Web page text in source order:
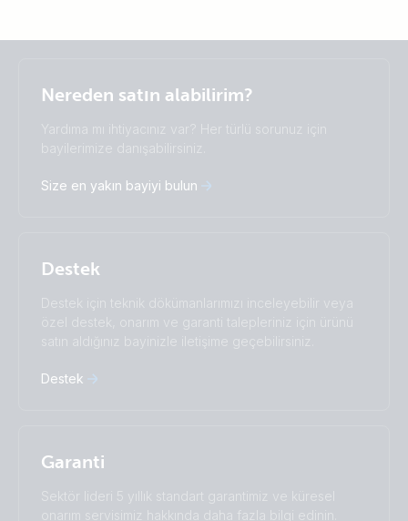
Türkçe
Change language
Čeština
Español
Română
Türkçe
Ελληνικά
Русский
Українська
中國人
Nereden satın alabilirim?
Yardıma mı ihtiyacınız var? Her türlü sorunuz için
bayilerimize danışabilirsiniz.
Size en yakın bayiyi bulun
Destek
Destek için teknik dökümanlarımızı inceleyebilir veya
özel destek, onarım ve garanti talepleriniz için ürünü
satın aldığınız bayinizle iletişime geçebilirsiniz.
Destek
Garanti
Sektör lideri 5 yıllık standart garantimiz ve küresel
onarım servisimiz hakkında daha fazla bilgi edinin.